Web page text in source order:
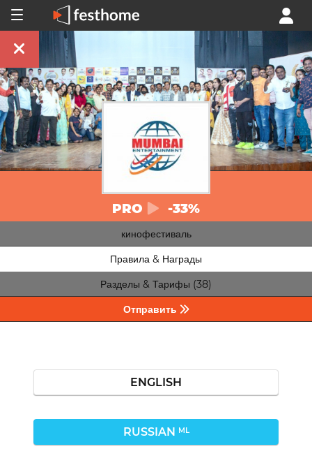
PRO -33%
кинофестиваль
Правила & Награды
Разделы & Тарифы (38)
Отправить
ENGLISH
RUSSIAN ML